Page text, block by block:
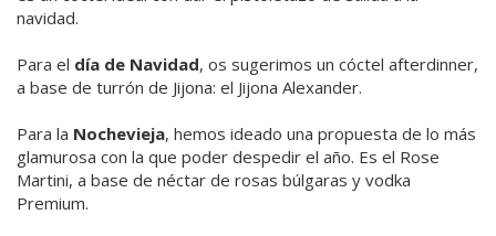
navidad.
Para el día de Navidad, os sugerimos un cóctel afterdinner,
a base de turrón de Jijona: el Jijona Alexander.
Para la Nochevieja, hemos ideado una propuesta de lo más
glamurosa con la que poder despedir el año. Es el Rose
Martini, a base de néctar de rosas búlgaras y vodka
Premium.